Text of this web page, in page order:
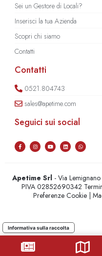
Sei un Gestore di Locali?
Inserisci la tua Azienda
Scopri chi siamo
Contatti
Contatti
0521.804743
sales@apetime.com
Seguici sui social
Apetime Srl - Via
PIVA 02852690342
Preferenze Cookie |
Informativa sulla raccolta